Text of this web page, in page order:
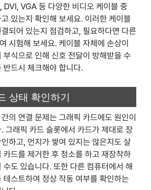
DVI, VGA 등 다양한 비디오 케이블 중
있는지 확인해 보세요. 이러한 케이블
되어 있는지 점검하고, 필요하다면 다른
시험해 보세요. 케이블 자체에 손상이
부식으로 인해 신호 전달이 방해받을 수
반드시 체크해야 합니다.
상태 확인하기
의 연결 문제는 그래픽 카드에도 원인이
그래픽 카드 슬롯에서 카드가 제대로 장
하고, 먼지가 쌓여 있지는 않은지도 살
카드를 제거한 후 청소를 하고 재장착하
수도 있습니다. 또한 다른 컴퓨터에서 해
테스트하여 정상 작동 여부를 확인하는